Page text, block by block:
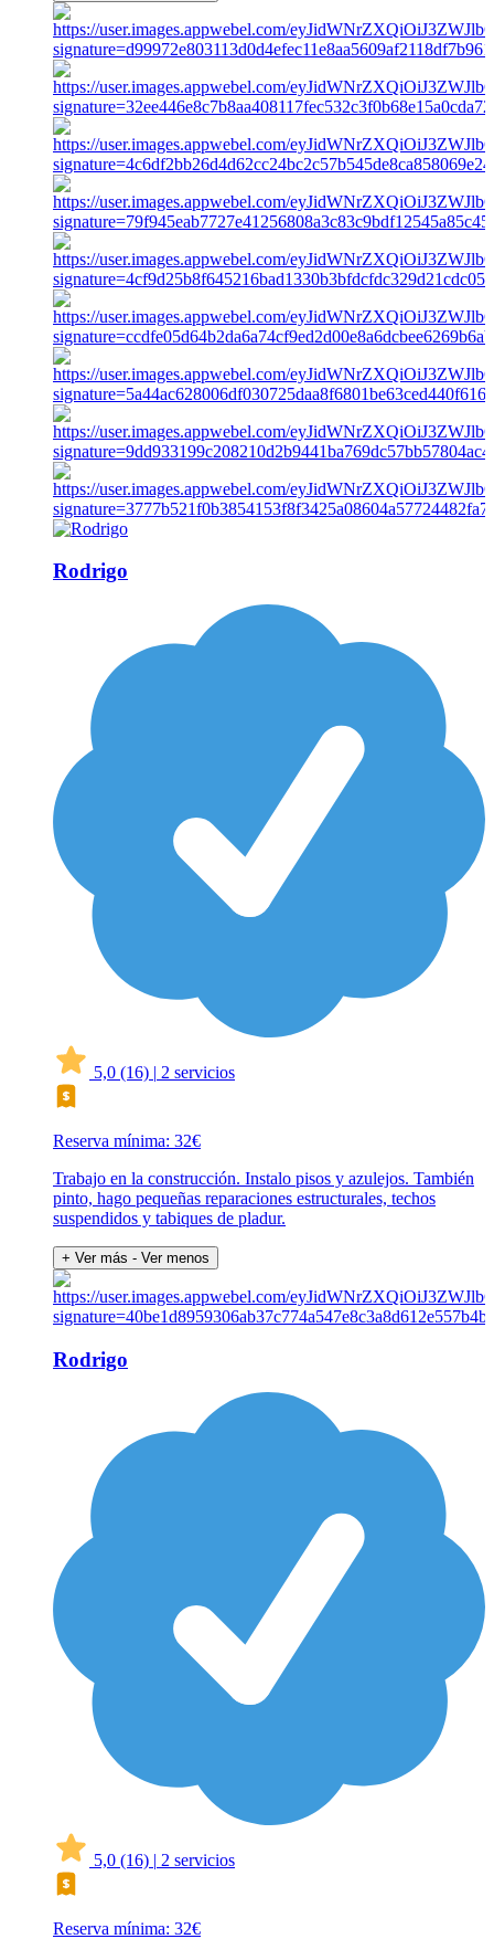
Rodrigo
5,0 (16) | 2 servicios
Reserva mínima: 32€
Trabajo en la construcción. Instalo pisos y azulejos. También
pinto, hago pequeñas reparaciones estructurales, techos
suspendidos y tabiques de pladur.
+ Ver más - Ver menos
Rodrigo
5,0 (16) | 2 servicios
Reserva mínima: 32€